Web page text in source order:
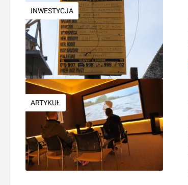
INWESTYCJA
ARTYKUŁ